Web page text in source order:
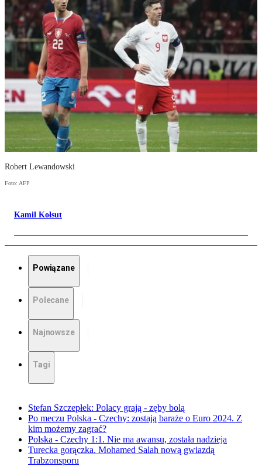
Robert Lewandowski
Foto: AFP
Kamil Kołsut
Powiązane
Polecane
Najnowsze
Tagi
Stefan Szczepłek: Polacy grają - zęby bolą
Po meczu Polska - Czechy: zostają baraże o Euro 2024. Z
kim możemy zagrać?
Polska - Czechy 1:1. Nie ma awansu, została nadzieja
Turecka gorączka. Mohamed Salah nową gwiazdą
Trabzonsporu